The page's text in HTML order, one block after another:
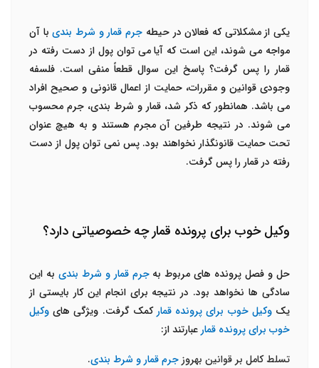
یکی از مشکلاتی که فعالان در حیطه جرم قمار و شرط بندیبا آن
مواجه می شوند، این است که آیا می توان پول از دست رفته در
قمار را پس گرفت؟ پاسخ این سوال قطعاً منفی است. فلسفه
وجودی قوانین و مقررات، حمایت از اعمال قانونی و صحیح افراد
می باشد. همانطور که ذکر شد، قمار و شرط بندی، جرم محسوب
می شوند. در نتیجه طرفین آن مجرم هستند و به هیچ عنوان
تحت حمایت قانونگذار نخواهند بود. پس نمی توان پول از دست
رفته در قمار را پس گرفت.
وکیل خوب برای پرونده قمار چه خصوصیاتی دارد؟
حل و فصل پرونده های مربوط بهجرم قمار و شرط بندی به این
سادگی ها نخواهد بود. در نتیجه برای انجام این کار بایستی از
یکوکیل خوب برای پرونده قمار کمک گرفت. ویژگی های وکیل
خوب برای پرونده قمار عبارتند از:
تسلط کامل بر قوانین به­روز جرم قمار و شرط بندی.